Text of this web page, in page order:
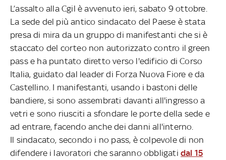
L’assalto alla Cgil è avvenuto ieri, sabato 9 ottobre.
La sede del più antico sindacato del Paese è stata
presa di mira da un gruppo di manifestanti che si è
staccato del corteo non autorizzato contro il green
pass e ha puntato diretto verso l'edificio di Corso
Italia, guidato dal leader di Forza Nuova Fiore e da
Castellino. I manifestanti, usando i bastoni delle
bandiere, si sono assembrati davanti all'ingresso a
vetri e sono riusciti a sfondare le porte della sede e
ad entrare, facendo anche dei danni all'interno.
Il sindacato, secondo i no pass, è colpevole di non
difendere i lavoratori che saranno obbligatidal 15